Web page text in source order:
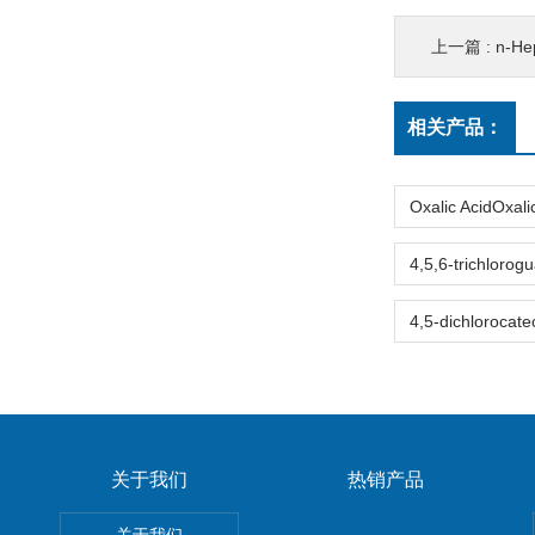
上一篇 : n-
相关产品：
关于我们 热销产品